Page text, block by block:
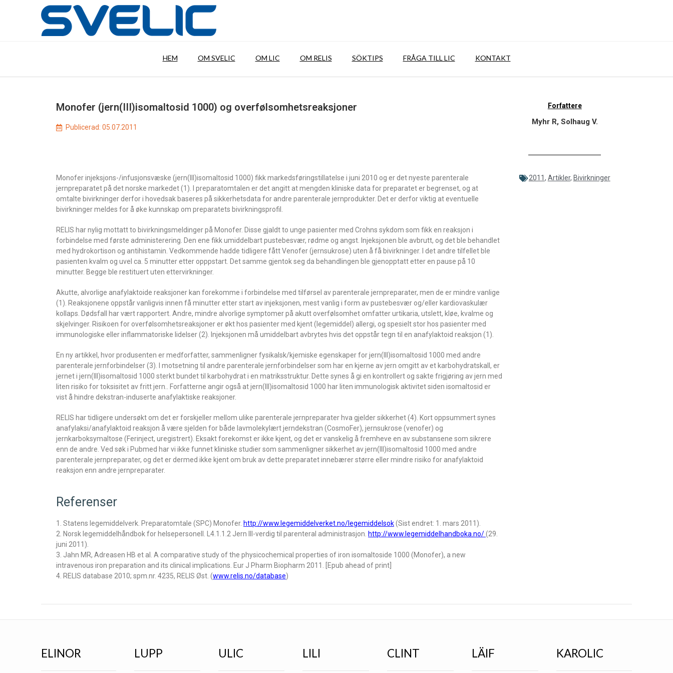
HEM OM SVELIC OM LIC OM RELIS SÖKTIPS FRÅGA TILL LIC KONTAKT
Monofer (jern(III)isomaltosid 1000) og overfølsomhetsreaksjoner
Publicerad: 05.07.2011
Monofer injeksjons-/infusjonsvæske (jern(III)isomaltosid 1000) fikk markedsføringstillatelse i juni 2010 og er det nyeste parenterale
jernpreparatet på det norske markedet (1). I preparatomtalen er det angitt at mengden kliniske data for preparatet er begrenset, og at
omtalte bivirkninger derfor i hovedsak baseres på sikkerhetsdata for andre parenterale jernprodukter. Det er derfor viktig at eventuelle
bivirkninger meldes for å øke kunnskap om preparatets bivirkningsprofil.
RELIS har nylig mottatt to bivirkningsmeldinger på Monofer. Disse gjaldt to unge pasienter med Crohns sykdom som fikk en reaksjon i
forbindelse med første administerering. Den ene fikk umiddelbart pustebesvær, rødme og angst. Injeksjonen ble avbrutt, og det ble behandlet
med hydrokortison og antihistamin. Vedkommende hadde tidligere fått Venofer (jernsukrose) uten å få bivirkninger. I det andre tilfellet ble
pasienten kvalm og uvel ca. 5 minutter etter opppstart. Det samme gjentok seg da behandlingen ble gjenopptatt etter en pause på 10
minutter. Begge ble restituert uten ettervirkninger.
Akutte, alvorlige anafylaktoide reaksjoner kan forekomme i forbindelse med tilførsel av parenterale jernpreparater, men de er mindre vanlige
(1). Reaksjonene oppstår vanligvis innen få minutter etter start av injeksjonen, mest vanlig i form av pustebesvær og/eller kardiovaskulær
kollaps. Dødsfall har vært rapportert. Andre, mindre alvorlige symptomer på akutt overfølsomhet omfatter urtikaria, utslett, kløe, kvalme og
skjelvinger. Risikoen for overfølsomhetsreaksjoner er økt hos pasienter med kjent (legemiddel) allergi, og spesielt stor hos pasienter med
immunologiske eller inflammatoriske lidelser (2). Injeksjonen må umiddelbart avbrytes hvis det oppstår tegn til en anafylaktoid reaksjon (1).
En ny artikkel, hvor produsenten er medforfatter, sammenligner fysikalsk/kjemiske egenskaper for jern(III)isomaltosid 1000 med andre
parenterale jernforbindelser (3). I motsetning til andre parenterale jernforbindelser som har en kjerne av jern omgitt av et karbohydratskall, er
jernet i jern(III)isomaltosid 1000 sterkt bundet til karbohydrat i en matriksstruktur. Dette synes å gi en kontrollert og sakte frigjøring av jern med
liten risiko for toksisitet av fritt jern.. Forfatterne angir også at jern(III)isomaltosid 1000 har liten immunologisk aktivitet siden isomaltosid er
vist å hindre dekstran-induserte anafylaktiske reaksjoner.
RELIS har tidligere undersøkt om det er forskjeller mellom ulike parenterale jernpreparater hva gjelder sikkerhet (4). Kort oppsummert synes
anafylaksi/anafylaktoid reaksjon å være sjelden for både lavmolekylært jerndekstran (CosmoFer), jernsukrose (venofer) og
jernkarboksymaltose (Ferinject, uregistrert). Eksakt forekomst er ikke kjent, og det er vanskelig å fremheve en av substansene som sikrere
enn de andre. Ved søk i Pubmed har vi ikke funnet kliniske studier som sammenligner sikkerhet av jern(III)isomaltosid 1000 med andre
parenterale jernpreparater, og det er dermed ikke kjent om bruk av dette preparatet innebærer større eller mindre risiko for anafylaktoid
reaksjon enn andre jernpreparater.
Referenser
1. Statens legemiddelverk. Preparatomtale (SPC) Monofer. http://www.legemiddelverket.no/legemiddelsok(Sist endret: 1. mars 2011).
2. Norsk legemiddelhåndbok for helsepersonell. L4.1.1.2 Jern III-verdig til parenteral administrasjon. http://www.legemiddelhandboka.no/(29.
juni 2011).
3. Jahn MR, Adreasen HB et al. A comparative study of the physicochemical properties of iron isomaltoside 1000 (Monofer), a new
intravenous iron preparation and its clinical implications. Eur J Pharm Biopharm 2011. [Epub ahead of print]
4. RELIS database 2010; spm.nr. 4235, RELIS Øst. (www.relis.no/database)
Forfattere
Myhr R, Solhaug V.
2011, Artikler, Bivirkninger
ELINOR LUPP ULIC LILI CLINT LÄIF KAROLIC